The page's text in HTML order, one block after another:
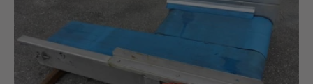
Transportadoras (438)
Venda su máquina!